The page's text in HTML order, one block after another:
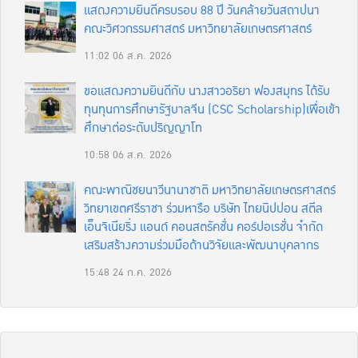
แสดงความยินดีครบรอบ 88 ปี วันคล้ายวันสถาปนา
คณะวิศวกรรมศาสตร์ มหาวิทยาลัยเกษตรศาสตร์
11:02 06 ส.ค. 2026
ขอแสดงความยินดีกับ นางสาวอริยา ฟองสมุทร ได้รับ
ทุนทุนการศึกษารัฐบาลจีน (CSC Scholarship)เพื่อเข้า
ศึกษาต่อระดับปริญญาโท
10:58 06 ส.ค. 2026
คณะพาณิชยนาวีนานาชาติ มหาวิทยาลัยเกษตรศาสตร์
วิทยาเขตศรีราชา ร่วมหารือ บริษัท ไทยนิปปอน สตีล
เอ็นจิเนียริ่ง แอนด์ คอนสตรัคชั่น คอร์ปอเรชั่น จำกัด
เสริมสร้างความร่วมมือด้านวิจัยและพัฒนาบุคลากร
15:48 24 ก.ค. 2026